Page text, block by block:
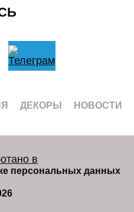
ДЕКОРЫ НОВОСТИ
персональных данных
в